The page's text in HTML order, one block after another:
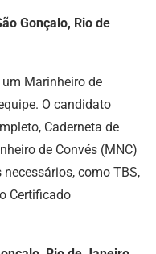
Gonçalo, Rio de
Marinheiro de
O candidato
Caderneta de
de Convés (MNC)
como TBS,
Certificado